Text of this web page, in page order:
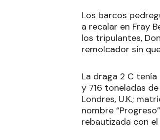
Los barcos
a recalar en Fray
los tripulantes,
remolcador sin
La draga 2 C
y 716 toneladas
Londres, U.K.;
nombre
rebautizada con